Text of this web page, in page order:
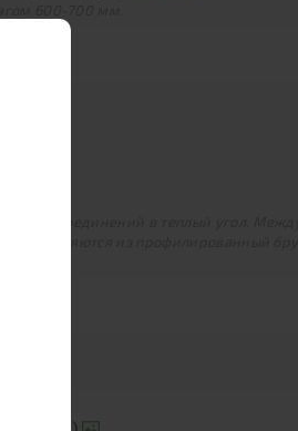
соединений в теплый угол. Между
выполняются из профилированный брус
руб.)